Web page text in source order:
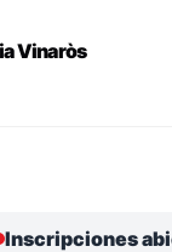
Vinaròs
Inscripciones